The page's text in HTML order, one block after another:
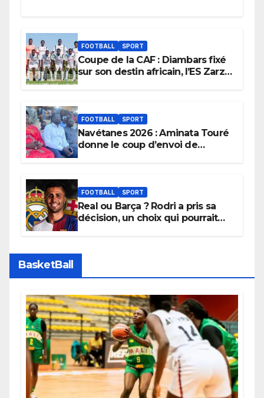
FOOTBALL SPORT
Coupe de la CAF : Diambars fixé
sur son destin africain, l’ES Zarzis
FOOTBALL SPORT
Navétanes 2026 : Aminata Touré
donne le coup d’envoi de
apaisées.
FOOTBALL SPORT
Real ou Barça ? Rodri a pris sa
décision, un choix qui pourrait
BasketBall